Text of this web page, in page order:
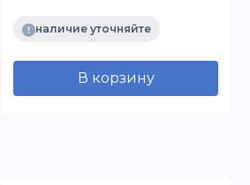
наличие уточняйте
В корзину